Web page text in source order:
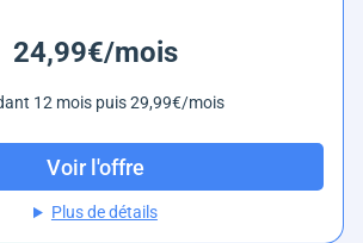
24,99€/mois
12 mois puis 29,99€/mois
Voir l'offre
Plus de détails